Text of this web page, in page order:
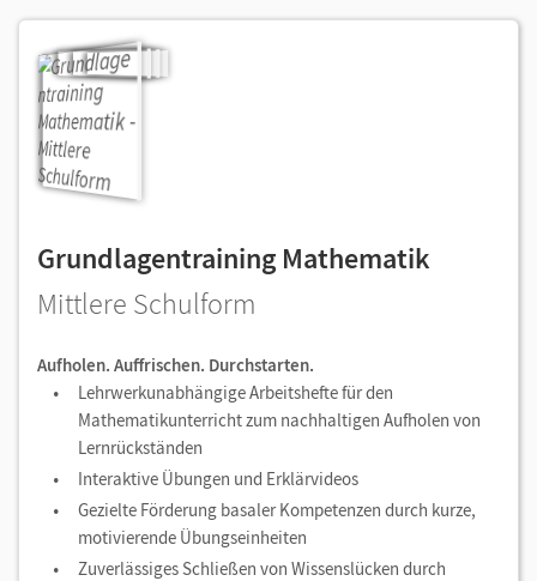
Grundlagentraining Mathematik
Mittlere Schulform
Aufholen. Auffrischen. Durchstarten.
Lehrwerkunabhängige Arbeitshefte für den
Mathematikunterricht zum nachhaltigen Aufholen von
Lernrückständen
Interaktive Übungen und Erklärvideos
Gezielte Förderung basaler Kompetenzen durch kurze,
motivierende Übungseinheiten
Zuverlässiges Schließen von Wissenslücken durch